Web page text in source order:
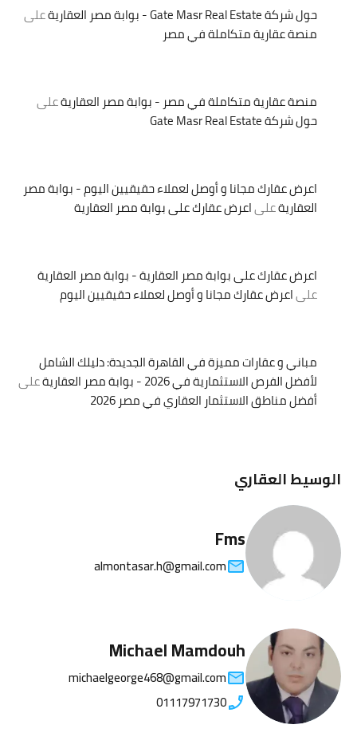
حول شركة Gate Masr Real Estate - بوابة مصر العقارية
على
منصة عقارية متكاملة في مصر
منصة عقارية متكاملة في مصر - بوابة مصر العقاريةعلى
حول شركة Gate Masr Real Estate
اعرض عقارك مجانا و أوصل لعملاء حقيقيين اليوم - بوابة مصر
العقاريةعلىاعرض عقارك على بوابة مصر العقارية
اعرض عقارك على بوابة مصر العقارية - بوابة مصر العقارية
علىاعرض عقارك مجانا و أوصل لعملاء حقيقيين اليوم
مباني و عقارات مميزة في القاهرة الجديدة: دليلك الشامل
لأفضل الفرص الاستثمارية في 2026 - بوابة مصر العقارية
على
أفضل مناطق الاستثمار العقاري في مصر 2026
الوسيط العقاري
Fms
almontasar.h@gmail.com
Michael Mamdouh
michaelgeorge468@gmail.com
01117971730